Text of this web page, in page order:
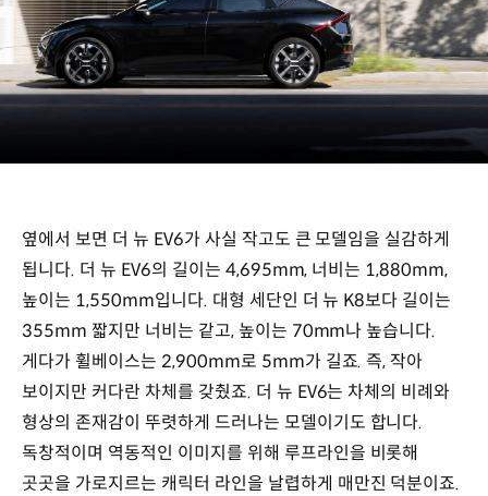
옆에서 보면 더 뉴 EV6가 사실 작고도 큰 모델임을 실감하게
됩니다. 더 뉴 EV6의 길이는 4,695mm, 너비는 1,880mm,
높이는 1,550mm입니다. 대형 세단인 더 뉴 K8보다 길이는
355mm 짧지만 너비는 같고, 높이는 70mm나 높습니다.
게다가 휠베이스는 2,900mm로 5mm가 길죠. 즉, 작아
보이지만 커다란 차체를 갖췄죠. 더 뉴 EV6는 차체의 비례와
형상의 존재감이 뚜렷하게 드러나는 모델이기도 합니다.
독창적이며 역동적인 이미지를 위해 루프라인을 비롯해
곳곳을 가로지르는 캐릭터 라인을 날렵하게 매만진 덕분이죠.